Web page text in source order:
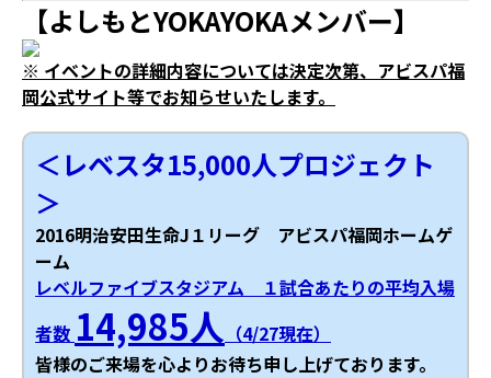
【よしもとYOKAYOKAメンバー】
※ イベントの詳細内容については決定次第、アビスパ福
岡公式サイト等でお知らせいたします。
＜レベスタ15,000人プロジェクト
＞
2016明治安田生命J１リーグ アビスパ福岡ホームゲ
ーム
レベルファイブスタジアム １試合あたりの平均入場
者数 14,985人 （4/27現在）
皆様のご来場を心よりお待ち申し上げております。